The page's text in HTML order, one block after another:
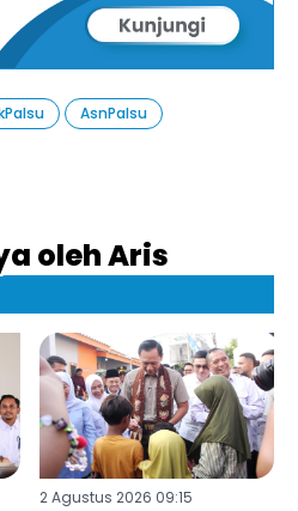
AsnPalsu
oleh Aris
2 Agustus 2026 09:15